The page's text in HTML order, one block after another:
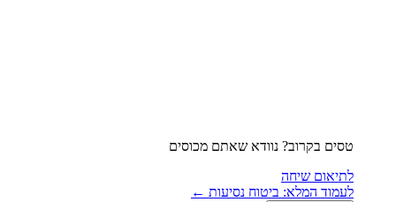
טסים בקרוב? נוודא שאתם מכוסים
לתיאום שיחה
לעמוד המלא: ביטוח נסיעות ←